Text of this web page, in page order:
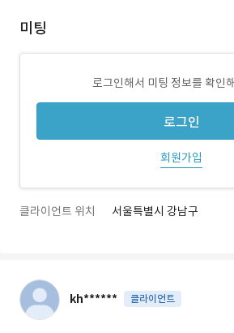
미팅
로그인해서 미팅 정보를 확인
로그인
회원가입
클라이언트 위치 서울특별시 강남구
kh****** 클라이언트